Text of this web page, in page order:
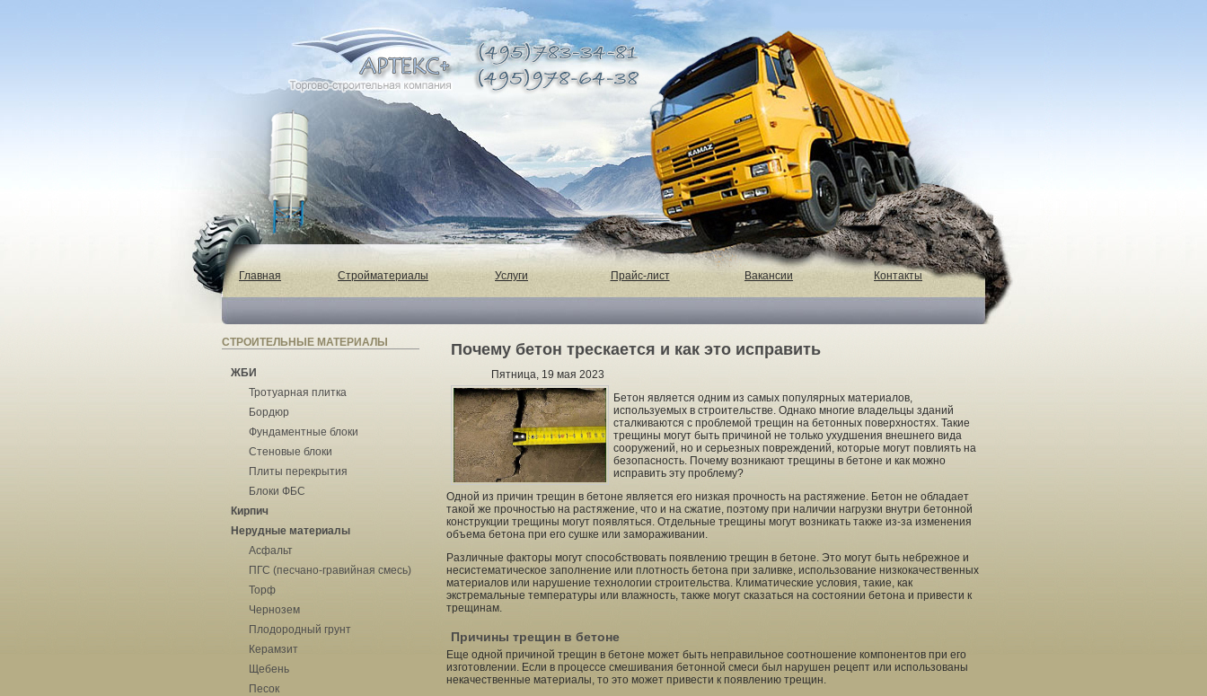
Главная Стройматериалы Услуги Прайс-лист Вакансии Контакты
СТРОИТЕЛЬНЫЕ МАТЕРИАЛЫ
ЖБИ
Тротуарная плитка
Бордюр
Фундаментные блоки
Стеновые блоки
Плиты перекрытия
Блоки ФБС
Кирпич
Нерудные материалы
Асфальт
ПГС (песчано-гравийная смесь)
Торф
Чернозем
Плодородный грунт
Керамзит
Щебень
Песок
Почему бетон трескается и как это исправить
Пятница, 19 мая 2023
Бетон является одним из самых популярных материалов,
используемых в строительстве. Однако многие владельцы зданий
сталкиваются с проблемой трещин на бетонных поверхностях. Такие
трещины могут быть причиной не только ухудшения внешнего вида
сооружений, но и серьезных повреждений, которые могут повлиять на
безопасность. Почему возникают трещины в бетоне и как можно
исправить эту проблему?
Одной из причин трещин в бетоне является его низкая прочность на растяжение. Бетон не обладает
такой же прочностью на растяжение, что и на сжатие, поэтому при наличии нагрузки внутри бетонной
конструкции трещины могут появляться. Отдельные трещины могут возникать также из-за изменения
объема бетона при его сушке или замораживании.
Различные факторы могут способствовать появлению трещин в бетоне. Это могут быть небрежное и
несистематическое заполнение или плотность бетона при заливке, использование низкокачественных
материалов или нарушение технологии строительства. Климатические условия, такие, как
экстремальные температуры или влажность, также могут сказаться на состоянии бетона и привести к
трещинам.
Причины трещин в бетоне
Еще одной причиной трещин в бетоне может быть неправильное соотношение компонентов при его
изготовлении. Если в процессе смешивания бетонной смеси был нарушен рецепт или использованы
некачественные материалы, то это может привести к появлению трещин.